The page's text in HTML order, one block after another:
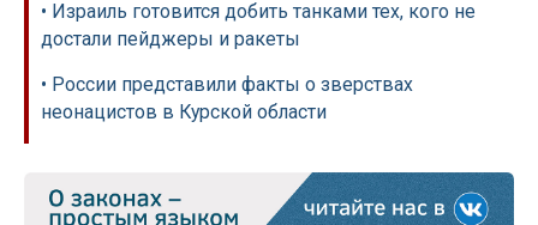
• Израиль готовится добить танками тех, кого не
достали пейджеры и ракеты
• России представили факты о зверствах
неонацистов в Курской области